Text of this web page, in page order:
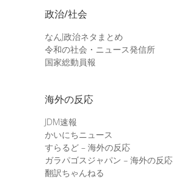
政治/社会
なんJ政治ネタまとめ
令和の社会・ニュース発信所
国家総動員報
海外の反応
JDM速報
かいにちニュース
すらるど – 海外の反応
ガラパゴスジャパン – 海外の反応
翻訳ちゃんねる